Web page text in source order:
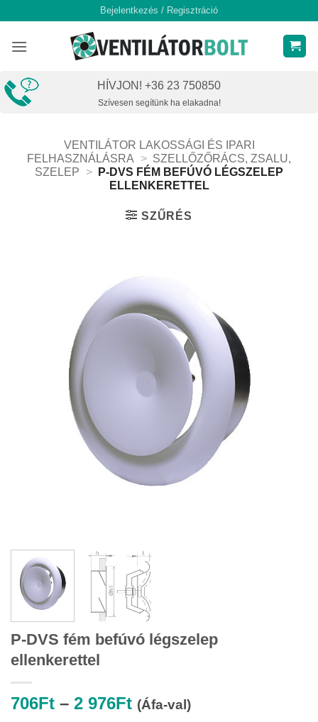
content
Bejelentkezés / Regisztráció
HÍVJON! +36 23 750850
Szívesen segítünk ha elakadna!
VENTILÁTOR LAKOSSÁGI ÉS IPARI
FELHASZNÁLÁSRA
> SZELLŐZŐRÁCS, ZSALU,
SZELEP
>
P-DVS FÉM BEFÚVÓ LÉGSZELEP
ELLENKERETTEL
SZŰRÉS
P-DVS fém befúvó légszelep
ellenkerettel
706Ft – 2 976FtÁrtartomány:
(Áfa-val)